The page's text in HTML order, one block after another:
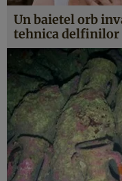
Un baietel orb
tehnica delfinilor